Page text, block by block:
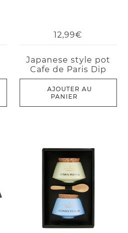
12,99€
Japanese style pot
Cafe de Paris Dip
AJOUTER AU
PANIER